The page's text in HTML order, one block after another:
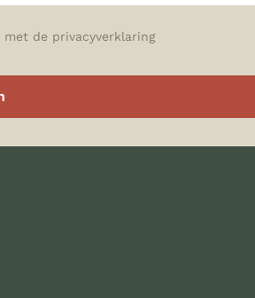
met de privacyverklaring